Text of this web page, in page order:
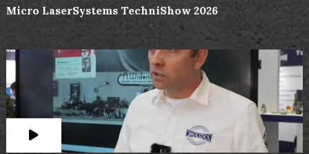
Micro LaserSystems TechniShow 2026